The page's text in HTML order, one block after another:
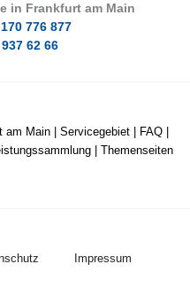
in Frankfurt am Main
776 877
62 66
am Main Servicegebiet FAQ
Themenseiten
Impressum